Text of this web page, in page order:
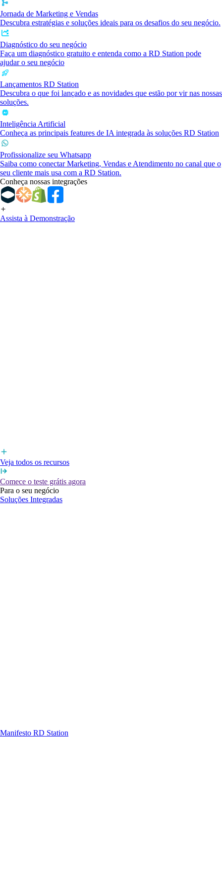
Jornada de Marketing e Vendas
Descubra estratégias e soluções ideais para os desafios do seu negócio.
Diagnóstico do seu negócio
Faça um diagnóstico gratuito e entenda como a RD Station pode
ajudar o seu negócio
Lançamentos RD Station
Descubra o que foi lançado e as novidades que estão por vir nas nossas
soluções.
Inteligência Artificial
Conheça as principais features de IA integrada às soluções RD Station
Profissionalize seu Whatsapp
Saiba como conectar Marketing, Vendas e Atendimento no canal que o
seu cliente mais usa com a RD Station.
Conheça nossas integrações
Assista à Demonstração
Veja todos os recursos
Comece o teste grátis agora
Para o seu negócio
Soluções Integradas
Manifesto RD Station